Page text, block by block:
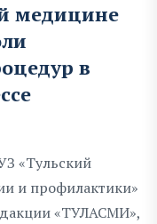
медицине
в
«Тульский
и профилактики»
«ТУЛАСМИ»,